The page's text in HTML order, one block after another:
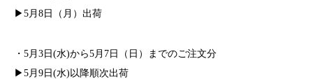
▶︎5月8日（月）出荷
・5月3日(水)から5月7日（日）までのご注文分
▶︎5月9日(水)以降順次出荷